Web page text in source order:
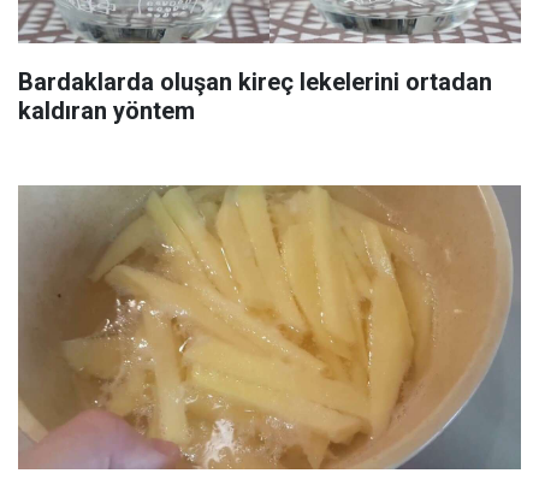
Bardaklarda oluşan kireç lekelerini ortadan
kaldıran yöntem